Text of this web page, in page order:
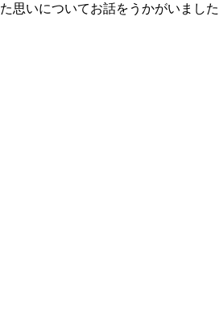
思いについてお話をうかがいました